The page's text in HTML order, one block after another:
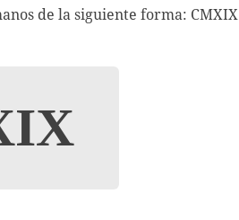
de la siguiente forma: CMXIX